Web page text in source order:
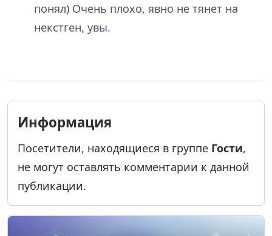
понял) Очень плохо, явно не тянет на
некстген, увы.
Информация
Посетители, находящиеся в группе Гости,
не могут оставлять комментарии к данной
публикации.